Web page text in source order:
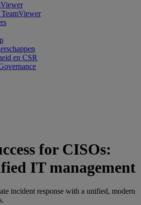
en CSR
for CISOs:
IT management
incident response with a unified, modern